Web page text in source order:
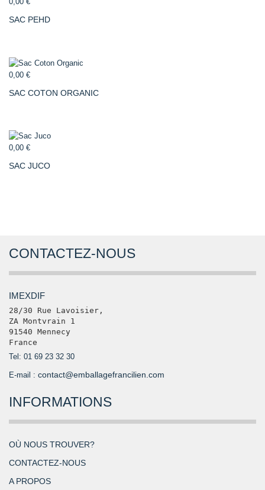
SAC PEHD
0,00 €
SAC COTON ORGANIC
0,00 €
SAC JUCO
CONTACTEZ-NOUS
IMEXDIF
28/30 Rue Lavoisier,
ZA Montvrain 1
91540 Mennecy
France
Tel: 01 69 23 32 30
E-mail : contact@emballagefrancilien.com
INFORMATIONS
OÙ NOUS TROUVER?
CONTACTEZ-NOUS
A PROPOS